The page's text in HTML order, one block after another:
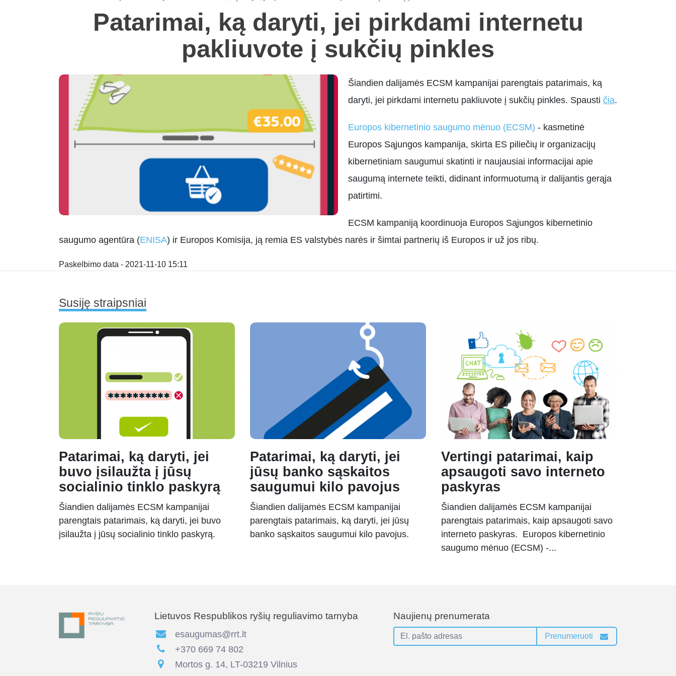
Patarimai, ką daryti, jei pirkdami internetu
pakliuvote į sukčių pinkles
Šiandien dalijamės ECSM kampanijai parengtais patarimais, ką
daryti, jei pirkdami internetu pakliuvote į sukčių pinkles. Spausti čia.
Europos kibernetinio saugumo mėnuo (ECSM) - kasmetinė
Europos Sąjungos kampanija, skirta ES piliečių ir organizacijų
kibernetiniam saugumui skatinti ir naujausiai informacijai apie
saugumą internete teikti, didinant informuotumą ir dalijantis gerąja
patirtimi.
ECSM kampaniją koordinuoja Europos Sąjungos kibernetinio
saugumo agentūra (ENISA) ir Europos Komisija, ją remia ES valstybės narės ir šimtai partnerių iš Europos ir už jos ribų.
Paskelbimo data - 2021-11-10 15:11
Susiję straipsniai
Patarimai, ką daryti, jei
buvo įsilaužta į jūsų
socialinio tinklo paskyrą
Šiandien dalijamės ECSM kampanijai
parengtais patarimais, ką daryti, jei buvo
įsilaužta į jūsų socialinio tinklo paskyrą.
Patarimai, ką daryti, jei
jūsų banko sąskaitos
saugumui kilo pavojus
Šiandien dalijamės ECSM kampanijai
parengtais patarimais, ką daryti, jei jūsų
banko sąskaitos saugumui kilo pavojus.
Vertingi patarimai, kaip
apsaugoti savo interneto
paskyras
Šiandien dalijamės ECSM kampanijai
parengtais patarimais, kaip apsaugoti savo
interneto paskyras. Europos kibernetinio
saugumo mėnuo (ECSM) -...
Lietuvos Respublikos ryšių reguliavimo tarnyba
esaugumas@rrt.lt
+370 669 74 802
Mortos g. 14, LT-03219 Vilnius
Naujienų prenumerata
Prenumeruoti